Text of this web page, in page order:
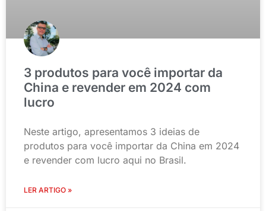
3 produtos para você importar da
China e revender em 2024 com
lucro
Neste artigo, apresentamos 3 ideias de
produtos para você importar da China em 2024
e revender com lucro aqui no Brasil.
LER ARTIGO »